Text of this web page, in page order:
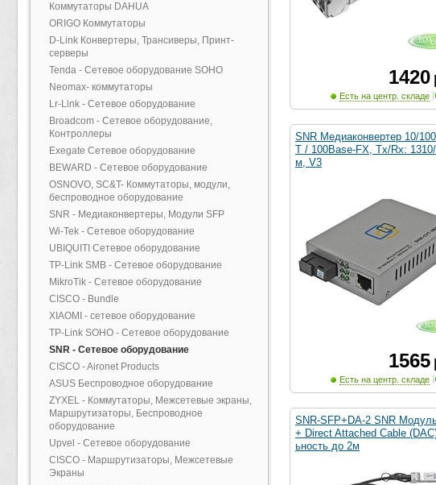
Коммутаторы DAHUA
ORIGO Коммутаторы
D-Link Конвертеры, Трансиверы, Принт-
серверы
Tenda - Сетевое оборудование SOHO
Neomax- коммутаторы
Lr-Link - Сетевое оборудование
Broadcom - Сетевое оборудование,
Контроллеры
Exegate Сетевое оборудование
BEWARD - Сетевое оборудование
OSNOVO, SC&T- Коммутаторы, модули,
беспроводное оборудование
SNR - Медиаконвертеры, Модули SFP
Wi-Tek - Сетевое оборудование
UBIQUITI Сетевое оборудование
TP-Link SMB - Сетевое оборудование
MikroTik - Сетевое оборудование
CISCO - Bundle
XIAOMI - сетевое оборудование
TP-Link SOHO - Сетевое оборудование
SNR - Сетевое оборудование
CISCO - Aironet Products
ASUS Беспроводное оборудование
ZYXEL - Коммутаторы, Межсетевые экраны,
Маршрутизаторы, Беспроводное
оборудование
Upvel - Сетевое оборудование
CISCO - Маршрутизаторы, Межсетевые
Экраны
1420
Есть на центр. складе
SNR Медиаконвертер 10/
T / 100Base-FX, Tx/Rx:
м, V3
1565
Есть на центр. складе
SNR-SFP+DA-2 SNR
+ Direct Attached Cable
ьность до 2м